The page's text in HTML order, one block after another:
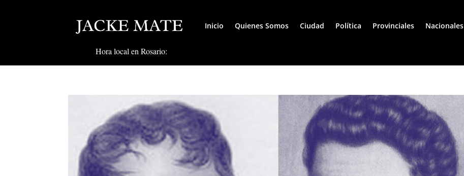
Inicio Quienes Somos Ciudad Política Provinciales Nacionales
Hora local en Rosario: